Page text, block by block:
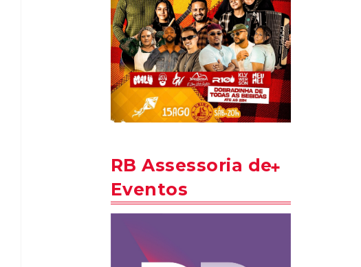
RB Assessoria de
Eventos